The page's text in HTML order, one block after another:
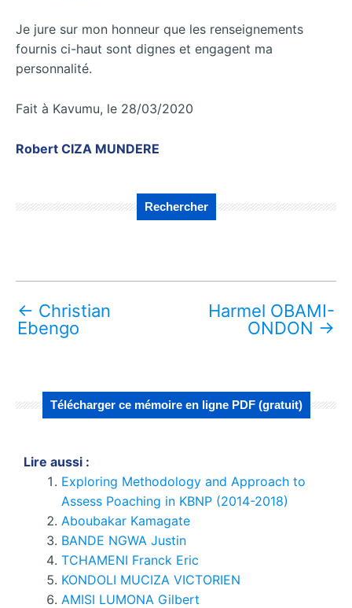
Je jure sur mon honneur que les renseignements
fournis ci-haut sont dignes et engagent ma
personnalité.
Fait à Kavumu, le 28/03/2020
Robert CIZA MUNDERE
Rechercher
← Christian
Ebengo
Harmel OBAMI-
ONDON →
Télécharger ce mémoire en ligne PDF (gratuit)
Lire aussi :
Exploring Methodology and Approach to
Assess Poaching in KBNP (2014-2018)
Aboubakar Kamagate
BANDE NGWA Justin
TCHAMENI Franck Eric
KONDOLI MUCIZA VICTORIEN
AMISI LUMONA Gilbert